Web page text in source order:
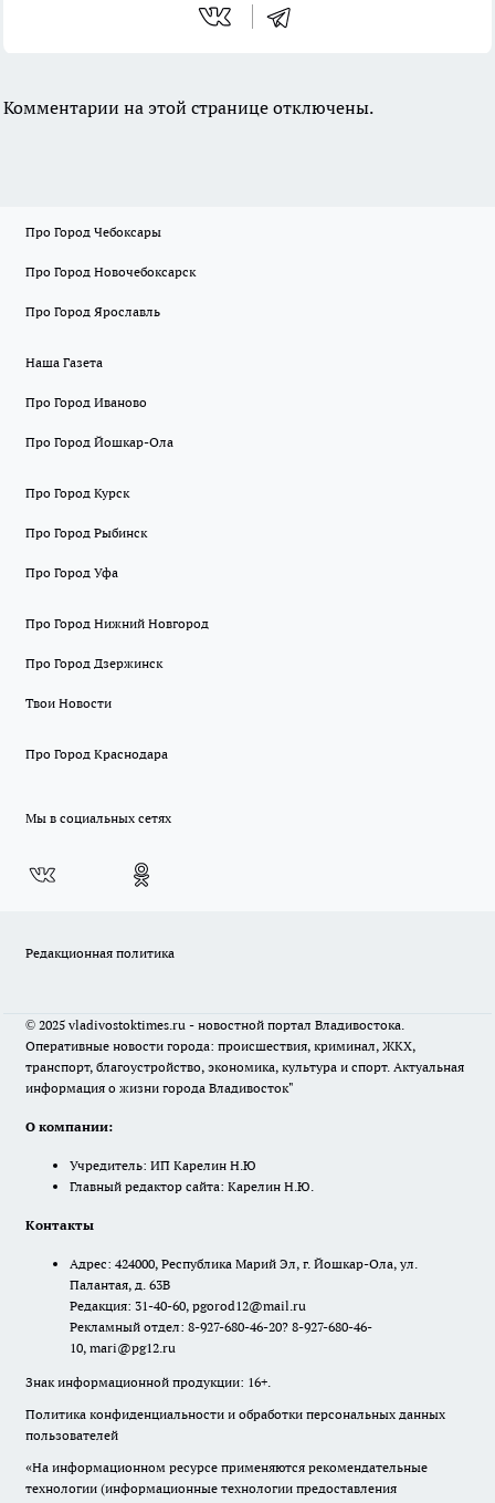
Комментарии на этой странице отключены.
Про Город Чебоксары
Про Город Новочебоксарск
Про Город Ярославль
Наша Газета
Про Город Иваново
Про Город Йошкар-Ола
Про Город Курск
Про Город Рыбинск
Про Город Уфа
Про Город Нижний Новгород
Про Город Дзержинск
Твои Новости
Про Город Краснодара
Мы в социальных сетях
Редакционная политика
© 2025 vladivostoktimes.ru - новостной портал Владивостока.
Оперативные новости города: происшествия, криминал, ЖКХ,
транспорт, благоустройство, экономика, культура и спорт. Актуальная
информация о жизни города Владивосток"
О компании:
Учредитель: ИП Карелин Н.Ю
Главный редактор сайта: Карелин Н.Ю.
Контакты
Адрес: 424000, Республика Марий Эл, г. Йошкар-Ола, ул.
Палантая, д. 63В
Редакция: 31-40-60, pgorod12@mail.ru
Рекламный отдел: 8-927-680-46-20? 8-927-680-46-
10, mari@pg12.ru
Знак информационной продукции: 16+.
Политика конфиденциальности и обработки персональных данных
пользователей
«На информационном ресурсе применяются рекомендательные
технологии (информационные технологии предоставления